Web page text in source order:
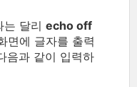
는 달리 echo off
면에 글자를 출력
음과 같이 입력하